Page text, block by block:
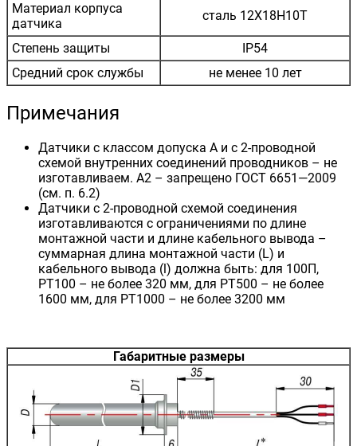
Материал корпуса
датчика
сталь 12Х18Н10Т
Степень защиты
IP54
Средний срок службы
не менее 10 лет
Примечания
Датчики с классом допуска А и с 2-проводной
схемой внутренних соединений проводников – не
изготавливаем. А2 – запрещено ГОСТ 6651—2009
(см. п. 6.2)
Датчики с 2-проводной схемой соединения
изготавливаются с ограничениями по длине
монтажной части и длине кабельного вывода –
суммарная длина монтажной части (L) и
кабельного вывода (l) должна быть: для 100П,
РТ100 – не более 320 мм, для РТ500 – не более
1600 мм, для РТ1000 – не более 3200 мм
Габаритные размеры